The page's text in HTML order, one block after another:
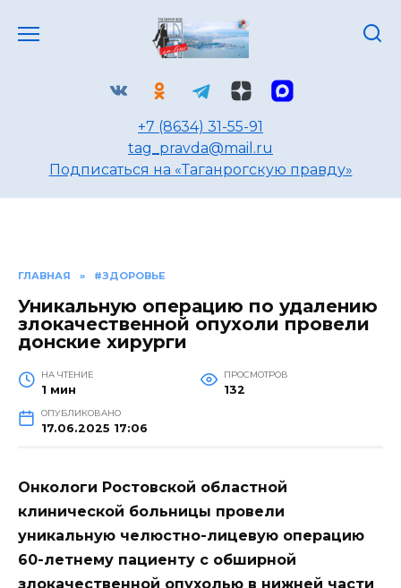
+7 (8634) 31-55-91
tag_pravda@mail.ru
Подписаться на «Таганрогскую правду»
ГЛАВНАЯ » #ЗДОРОВЬЕ
Уникальную операцию по удалению
злокачественной опухоли провели
донские хирурги
НА ЧТЕНИЕ
1 мин
ПРОСМОТРОВ
132
ОПУБЛИКОВАНО
17.06.2025 17:06
Онкологи Ростовской областной
клинической больницы провели
уникальную челюстно-лицевую операцию
60-летнему пациенту с обширной
злокачественной опухолью в нижней части